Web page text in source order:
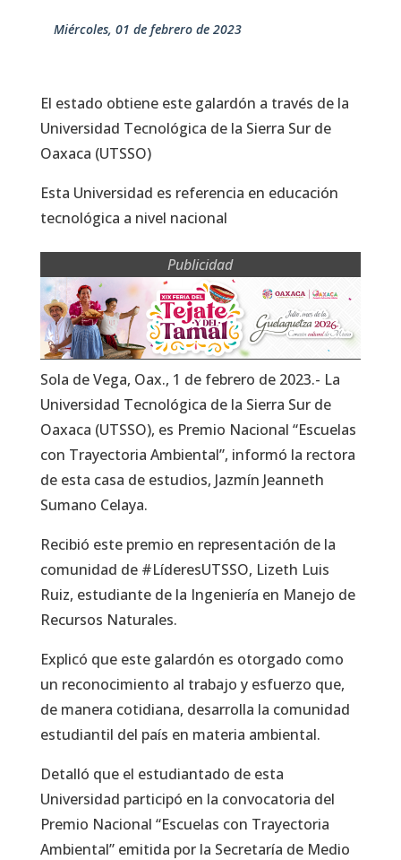
miércoles, 01 de febrero de 2023
El estado obtiene este galardón a través de la
Universidad Tecnológica de la Sierra Sur de
Oaxaca (UTSSO)
Esta Universidad es referencia en educación
tecnológica a nivel nacional
Publicidad
Sola de Vega, Oax., 1 de febrero de 2023.- La
Universidad Tecnológica de la Sierra Sur de
Oaxaca (UTSSO), es Premio Nacional “Escuelas
con Trayectoria Ambiental”, informó la rectora
de esta casa de estudios, Jazmín Jeanneth
Sumano Celaya.
Recibió este premio en representación de la
comunidad de #LíderesUTSSO, Lizeth Luis
Ruiz, estudiante de la Ingeniería en Manejo de
Recursos Naturales.
Explicó que este galardón es otorgado como
un reconocimiento al trabajo y esfuerzo que,
de manera cotidiana, desarrolla la comunidad
estudiantil del país en materia ambiental.
Detalló que el estudiantado de esta
Universidad participó en la convocatoria del
Premio Nacional “Escuelas con Trayectoria
Ambiental” emitida por la Secretaría de Medio